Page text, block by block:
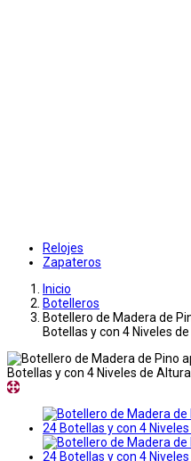
Relojes
Zapateros
Inicio
Botelleros
Botellero de Madera de
Botellas y con 4 Niveles